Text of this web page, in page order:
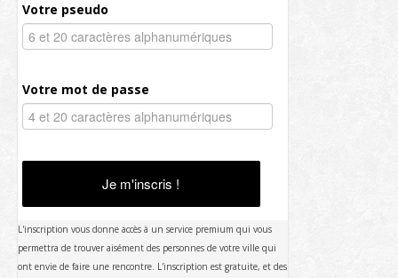
Votre pseudo
Votre mot de passe
Je m'inscris !
L'inscription vous donne accès à un service premium qui vous
permettra de trouver aisément des personnes de votre ville qui
ont envie de faire une rencontre. L'inscription est gratuite, et des